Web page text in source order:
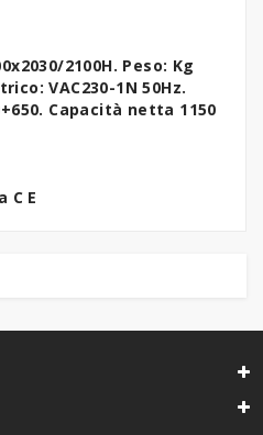
2100H. Peso: Kg
VAC230-1N 50Hz.
Capacità netta 1150
C E